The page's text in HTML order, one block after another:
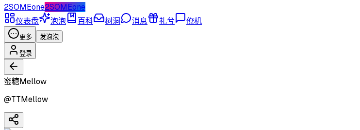
2SOMEone2SOMEone
仪表盘
泡泡 百科 树洞 消息 礼兮 僚机
更多 发泡泡
登录
蜜糖Mellow
@TTMellow